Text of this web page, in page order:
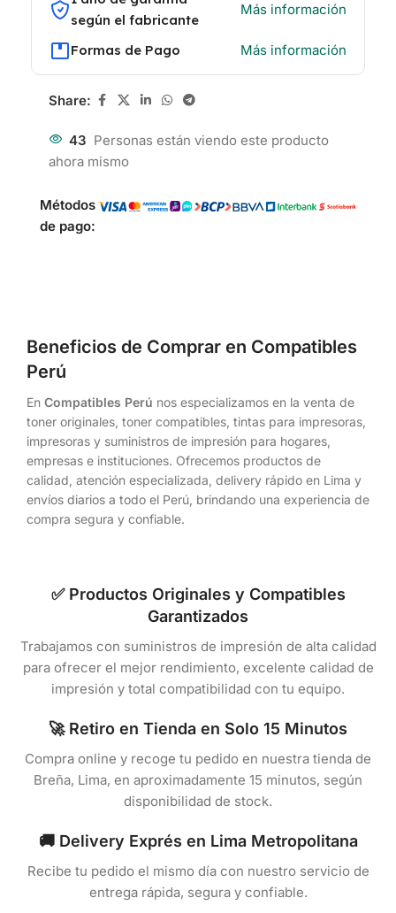
según el fabricante
Más información
Formas de Pago Más información
Share:
43 Personas están viendo este producto
ahora mismo
Métodos
de pago:
Beneficios de Comprar en Compatibles
Perú
En Compatibles Perú nos especializamos en la venta de
toner originales, toner compatibles, tintas para impresoras,
impresoras y suministros de impresión para hogares,
empresas e instituciones. Ofrecemos productos de
calidad, atención especializada, delivery rápido en Lima y
envíos diarios a todo el Perú, brindando una experiencia de
compra segura y confiable.
✅ Productos Originales y Compatibles
Garantizados
Trabajamos con suministros de impresión de alta calidad
para ofrecer el mejor rendimiento, excelente calidad de
impresión y total compatibilidad con tu equipo.
🚀 Retiro en Tienda en Solo 15 Minutos
Compra online y recoge tu pedido en nuestra tienda de
Breña, Lima, en aproximadamente 15 minutos, según
disponibilidad de stock.
🚚 Delivery Exprés en Lima Metropolitana
Recibe tu pedido el mismo día con nuestro servicio de
entrega rápida, segura y confiable.